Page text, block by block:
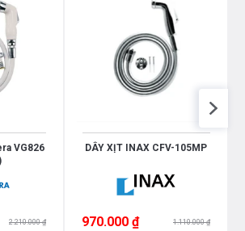
VG826
2.210.000 ₫
DÂY XỊT INAX CFV-105MP
970.000 ₫ 1.110.000 ₫